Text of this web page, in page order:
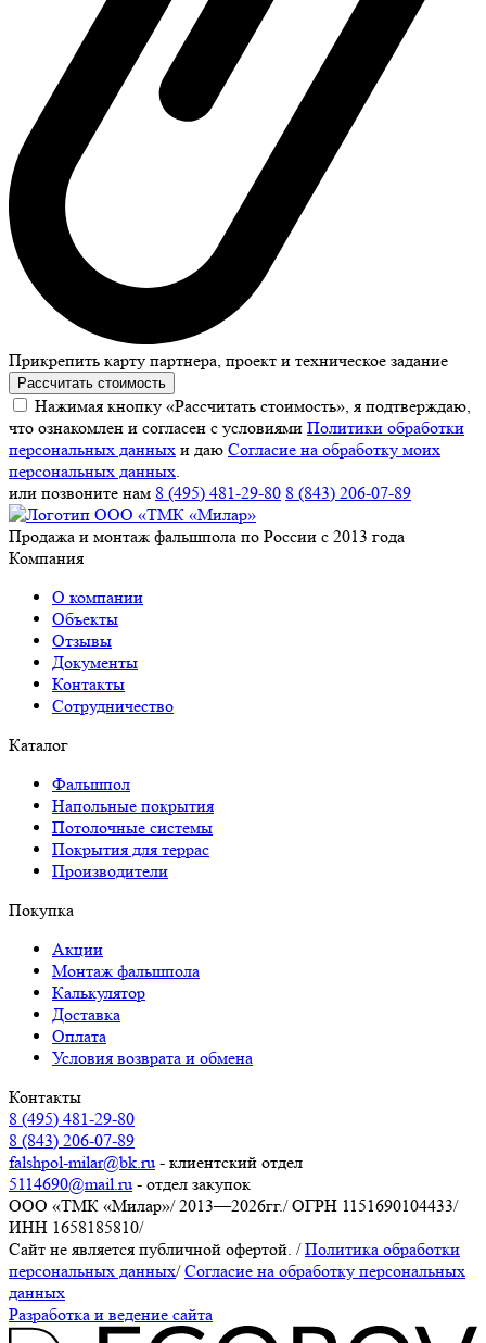
Прикрепить карту партнера, проект и техническое задание
Рассчитать стоимость
Нажимая кнопку «Рассчитать стоимость», я подтверждаю,
что ознакомлен и согласен с условиями Политики обработки
персональных данных и даю Согласие на обработку моих
персональных данных.
или позвоните нам 8 (495) 481-29-80 8 (843) 206-07-89
Продажа и монтаж фальшпола по России с 2013 года
Компания
О компании
Объекты
Отзывы
Документы
Контакты
Сотрудничество
Каталог
Фальшпол
Напольные покрытия
Потолочные системы
Покрытия для террас
Производители
Покупка
Акции
Монтаж фальшпола
Калькулятор
Доставка
Оплата
Условия возврата и обмена
Контакты
8 (495) 481-29-80
8 (843) 206-07-89
falshpol-milar@bk.ru - клиентский отдел
5114690@mail.ru - отдел закупок
ООО «ТМК «Милар»/ 2013—2026гг./ОГРН 1151690104433/
ИНН 1658185810/
Сайт не является публичной офертой. / Политика обработки
персональных данных/ Согласие на обработку персональных
данных
Разработка и ведение сайта